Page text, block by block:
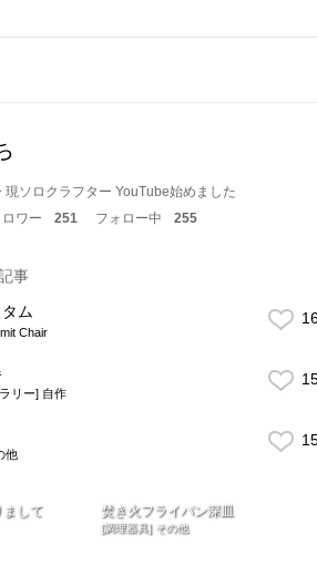
現ソロクラフター YouTube始めました
ワー 251 フォロー中 255
事
ム
Chair
リー] 自作
他
まして 焚き火フライパン深皿
[調理器具] その他